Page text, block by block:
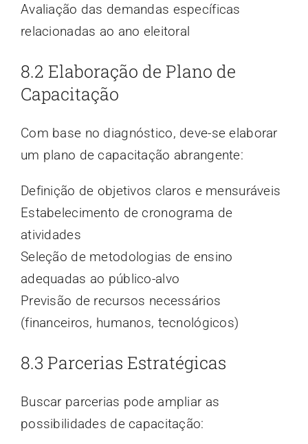
Avaliação das demandas específicas
relacionadas ao ano eleitoral
8.2 Elaboração de Plano de
Capacitação
Com base no diagnóstico, deve-se elaborar
um plano de capacitação abrangente:
Definição de objetivos claros e mensuráveis
Estabelecimento de cronograma de
atividades
Seleção de metodologias de ensino
adequadas ao público-alvo
Previsão de recursos necessários
(financeiros, humanos, tecnológicos)
8.3 Parcerias Estratégicas
Buscar parcerias pode ampliar as
possibilidades de capacitação: